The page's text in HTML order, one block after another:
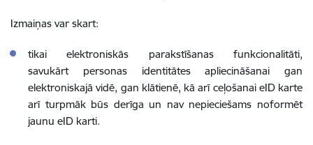
Izmaiņas var skart:
tikai elektroniskās parakstīšanas funkcionalitāti,
savukārt personas identitātes apliecināšanai gan
elektroniskajā vidē, gan klātienē, kā arī ceļošanai eID karte
arī turpmāk būs derīga un nav nepieciešams noformēt
jaunu eID karti.